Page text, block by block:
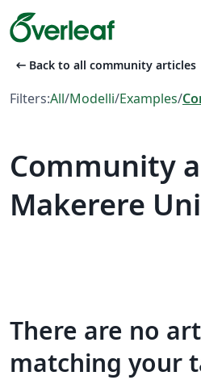
arrow_left_alt Back to all community articles
Filters:All/Modelli/Examples/
Community
Makerere
There are no
matching your